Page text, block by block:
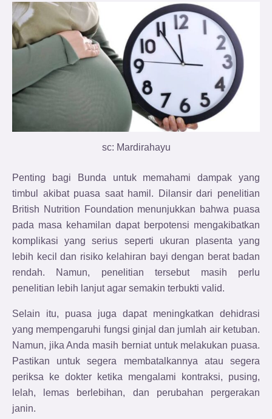
sc: Mardirahayu
Penting bagi Bunda untuk memahami dampak yang
timbul akibat puasa saat hamil. Dilansir dari penelitian
British Nutrition Foundation menunjukkan bahwa puasa
pada masa kehamilan dapat berpotensi mengakibatkan
komplikasi yang serius seperti ukuran plasenta yang
lebih kecil dan risiko kelahiran bayi dengan berat badan
rendah. Namun, penelitian tersebut masih perlu
penelitian lebih lanjut agar semakin terbukti valid.
Selain itu, puasa juga dapat meningkatkan dehidrasi
yang mempengaruhi fungsi ginjal dan jumlah air ketuban.
Namun, jika Anda masih berniat untuk melakukan puasa.
Pastikan untuk segera membatalkannya atau segera
periksa ke dokter ketika mengalami kontraksi, pusing,
lelah, lemas berlebihan, dan perubahan pergerakan
janin.